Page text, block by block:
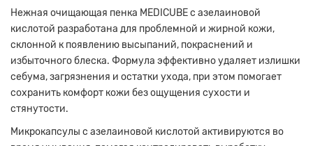
Нежная очищающая пенка MEDICUBE с азелаиновой
кислотой разработана для проблемной и жирной кожи,
склонной к появлению высыпаний, покраснений и
избыточного блеска. Формула эффективно удаляет излишки
себума, загрязнения и остатки ухода, при этом помогает
сохранить комфорт кожи без ощущения сухости и
стянутости.
Микрокапсулы с азелаиновой кислотой активируются во